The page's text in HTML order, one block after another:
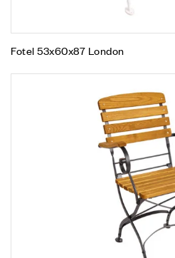
Fotel 53x60x87 London